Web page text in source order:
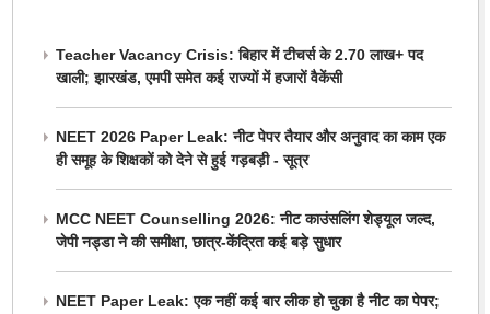
Teacher Vacancy Crisis: बिहार में टीचर्स के 2.70 लाख+ पद
खाली; झारखंड, एमपी समेत कई राज्यों में हजारों वैकेंसी
NEET 2026 Paper Leak: नीट पेपर तैयार और अनुवाद का काम एक
ही समूह के शिक्षकों को देने से हुई गड़बड़ी - सूत्र
MCC NEET Counselling 2026: नीट काउंसलिंग शेड्यूल जल्द,
जेपी नड्डा ने की समीक्षा, छात्र-केंद्रित कई बड़े सुधार
NEET Paper Leak: एक नहीं कई बार लीक हो चुका है नीट का पेपर;